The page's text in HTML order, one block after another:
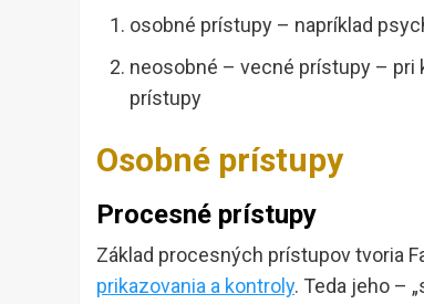
osobné prístupy – napríklad
neosobné – vecné prístupy – pri
prístupy
Osobné prístupy
Procesné prístupy
Základ procesných prístupov tvoria
prikazovania a kontroly. Teda jeho –